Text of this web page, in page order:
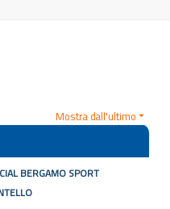
Mostra dall'ultimo
BERGAMO SPORT